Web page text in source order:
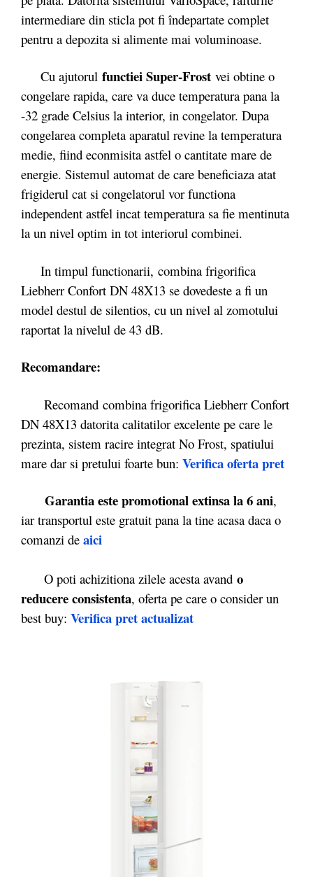
intermediare din sticla pot fi îndepartate complet
pentru a depozita si alimente mai voluminoase.
Cu ajutorul functiei Super-Frost vei obtine o
congelare rapida, care va duce temperatura pana la
-32 grade Celsius la interior, in congelator. Dupa
congelarea completa aparatul revine la temperatura
medie, fiind econmisita astfel o cantitate mare de
energie. Sistemul automat de care beneficiaza atat
frigiderul cat si congelatorul vor functiona
independent astfel incat temperatura sa fie mentinuta
la un nivel optim in tot interiorul combinei.
In timpul functionarii, combina frigorifica
Liebherr Confort DN 48X13 se dovedeste a fi un
model destul de silentios, cu un nivel al zomotului
raportat la nivelul de 43 dB.
Recomandare:
Recomand combina frigorifica Liebherr Confort
DN 48X13 datorita calitatilor excelente pe care le
prezinta, sistem racire integrat No Frost, spatiului
mare dar si pretului foarte bun: Verifica oferta pret
Garantia este promotional extinsa la 6 ani,
iar transportul este gratuit pana la tine acasa daca o
comanzi de aici
O poti achizitiona zilele acesta avand o
reducere consistenta, oferta pe care o consider un
best buy: Verifica pret actualizat